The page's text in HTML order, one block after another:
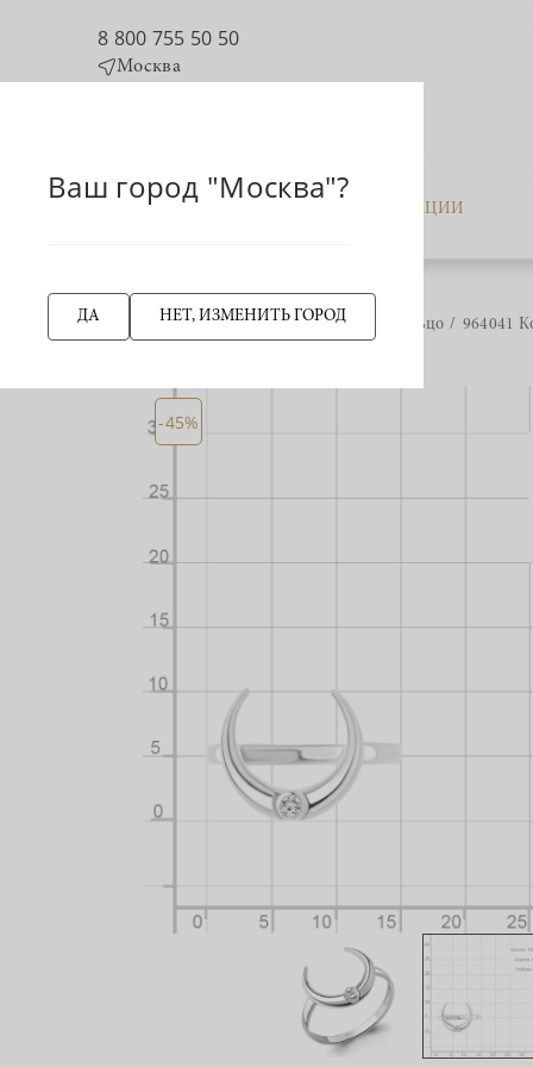
8 800 755 50 50
Москва
КАТАЛОГ АКЦИИ
НАЗАД Главная страница Кольцо 964041
-45%
Ваш город "Москва"?
ДА НЕТ, ИЗМЕНИТЬ ГОРОД